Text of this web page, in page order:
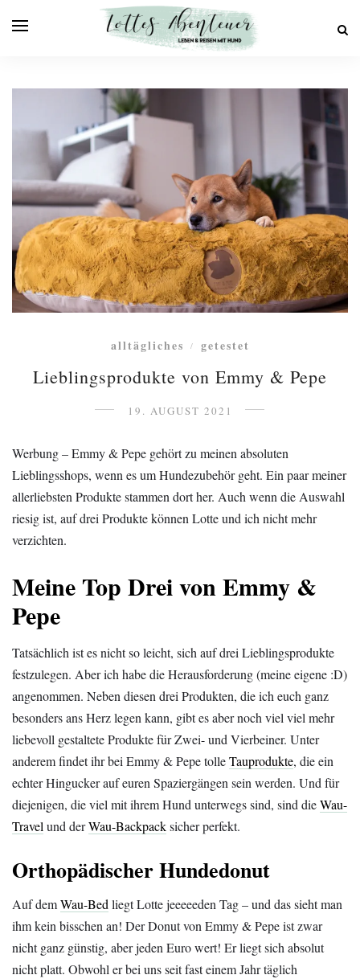
alltägliches / getestet
Lieblingsprodukte von Emmy & Pepe
19. AUGUST 2021
Werbung – Emmy & Pepe gehört zu meinen absoluten
Lieblingsshops, wenn es um Hundezubehör geht. Ein paar meiner
allerliebsten Produkte stammen dort her. Auch wenn die Auswahl
riesig ist, auf drei Produkte können Lotte und ich nicht mehr
verzichten.
Meine Top Drei von Emmy &
Pepe
Tatsächlich ist es nicht so leicht, sich auf drei Lieblingsprodukte
festzulegen. Aber ich habe die Herausforderung (meine eigene :D)
angenommen. Neben diesen drei Produkten, die ich euch ganz
besonders ans Herz legen kann, gibt es aber noch viel viel mehr
liebevoll gestaltete Produkte für Zwei- und Vierbeiner. Unter
anderem findet ihr bei Emmy & Pepe tolleTauprodukte, die ein
echter Hingucker auf euren Spaziergängen sein werden. Und für
diejenigen, die viel mit ihrem Hund unterwegs sind, sind dieWau-
Travel und derWau-Backpacksicher perfekt.
Orthopädischer Hundedonut
Auf demWau-Bedliegt Lotte jeeeeeden Tag – und das sieht man
ihm kein bisschen an! Der Donut von Emmy & Pepe ist zwar
nicht ganz günstig, aber jeden Euro wert! Er liegt sich absolut
nicht platt. Obwohl er bei uns seit fast einem Jahr täglich